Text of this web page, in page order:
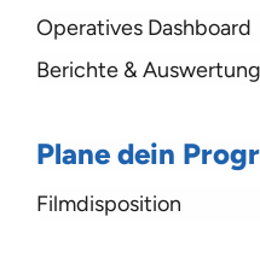
Operatives Dashboard
Berichte &
Plane dein
Filmdisposition